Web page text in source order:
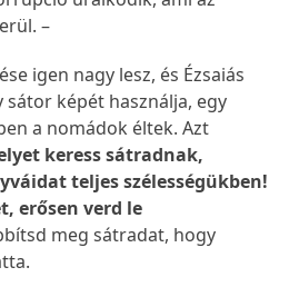
–
igen nagy lesz, és Ézsaiás
sátor képét használja, egy
a nomádok éltek. Azt
keress sátradnak,
teljes szélességükben!
erősen verd le
meg sátradat, hogy